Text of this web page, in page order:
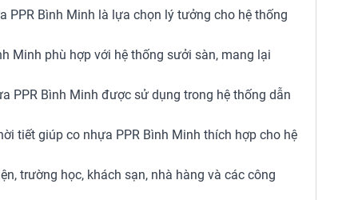
PPR Bình Minh là lựa chọn lý tưởng cho hệ thống
Minh phù hợp với hệ thống sưởi sàn, mang lại
PPR Bình Minh được sử dụng trong hệ thống dẫn
tiết giúp co nhựa PPR Bình Minh thích hợp cho hệ
trường học, khách sạn, nhà hàng và các công